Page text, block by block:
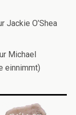
Jackie O’Shea
Michael
einnimmt)